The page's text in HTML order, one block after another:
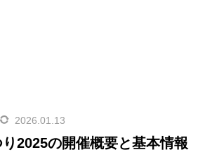
2026.01.13
2025の開催概要と基本情報